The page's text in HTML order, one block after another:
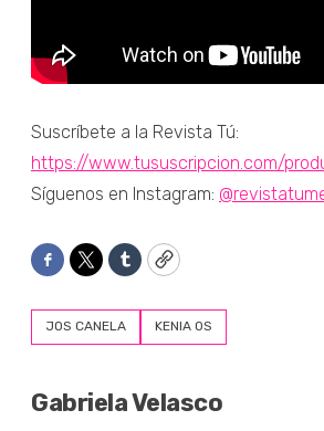
Suscríbete a la Revista Tú:
https://www.tususcripcion.com/
Síguenos en Instagram:
Facebook
TwitterTumblrCopy
JOS CANELA KENIA OS
Gabriela Velasco